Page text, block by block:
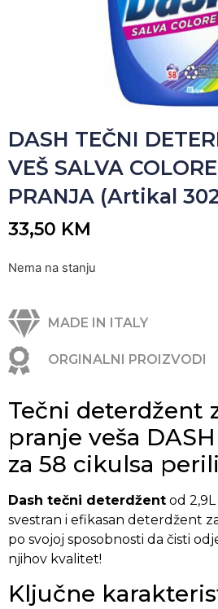
DASH TEČNI
VEŠ SALVA
PRANJA (Artikal
33,50 KM
Nema na stanju
MADE IN ITALY
ORGINALNI PROIZVODI
Tečni deterdžent
pranje veša
za 58 cikulsa
Dash tečni deterdžent od
svestran i efikasan deterdžent
po svojoj sposobnosti da čisti
njihov kvalitet!
Ključne